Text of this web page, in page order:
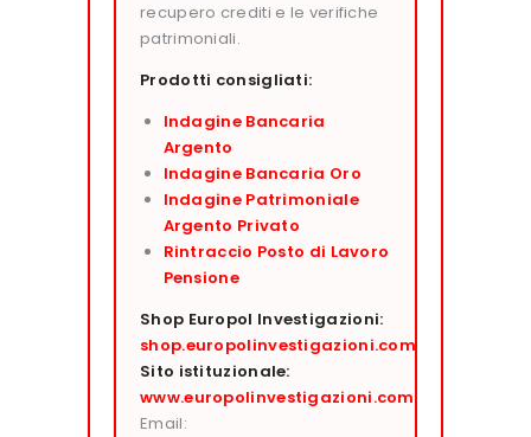
recupero crediti e le verifiche
patrimoniali.
Prodotti consigliati:
Indagine Bancaria
Argento
Indagine Bancaria Oro
Indagine Patrimoniale
Argento Privato
Rintraccio Posto di Lavoro
Pensione
Shop Europol Investigazioni:
shop.europolinvestigazioni.com
Sito istituzionale:
www.europolinvestigazioni.com
Email: